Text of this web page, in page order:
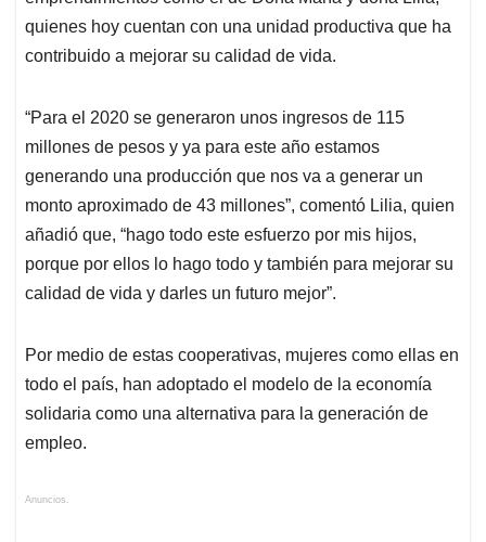
quienes hoy cuentan con una unidad productiva que ha
contribuido a mejorar su calidad de vida.
“Para el 2020 se generaron unos ingresos de 115
millones de pesos y ya para este año estamos
generando una producción que nos va a generar un
monto aproximado de 43 millones”, comentó Lilia, quien
añadió que, “hago todo este esfuerzo por mis hijos,
porque por ellos lo hago todo y también para mejorar su
calidad de vida y darles un futuro mejor”.
Por medio de estas cooperativas, mujeres como ellas en
todo el país, han adoptado el modelo de la economía
solidaria como una alternativa para la generación de
empleo.
Anuncios.